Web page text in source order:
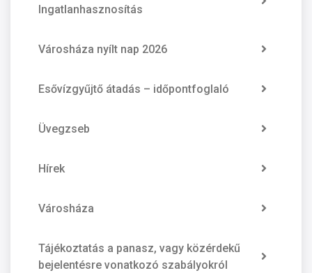
Ingatlanhasznosítás
Városháza nyílt nap 2026
Esővízgyűjtő átadás – időpontfoglaló
Üvegzseb
Hírek
Városháza
Tájékoztatás a panasz, vagy közérdekű
bejelentésre vonatkozó szabályokról